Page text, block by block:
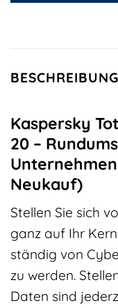
BESCHREIBUNG
Kaspersky
20 –
Neukauf)
Stellen Sie sich
ganz auf Ihr
ständig von
zu werden.
Daten sind